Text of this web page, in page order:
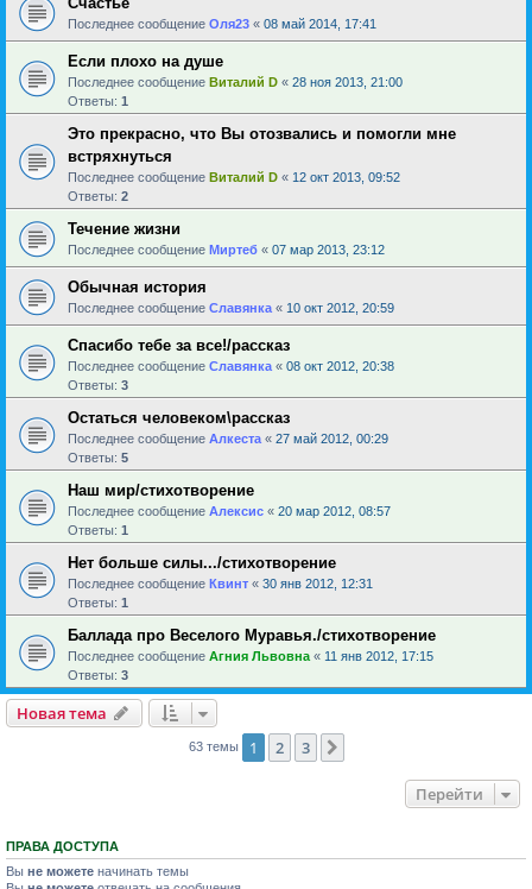
Последнее сообщение Оля23 « 08 май 2014, 17:41
Если плохо на душе
Последнее сообщение Виталий D « 28 ноя 2013, 21:00
Ответы: 1
Это прекрасно, что Вы отозвались и помогли мне
встряхнуться
Последнее сообщение Виталий D « 12 окт 2013, 09:52
Ответы: 2
Течение жизни
Последнее сообщение Миртеб « 07 мар 2013, 23:12
Обычная история
Последнее сообщение Славянка « 10 окт 2012, 20:59
Спасибо тебе за все!/рассказ
Последнее сообщение Славянка « 08 окт 2012, 20:38
Ответы: 3
Остаться человеком\рассказ
Последнее сообщение Алкеста « 27 май 2012, 00:29
Ответы: 5
Наш мир/стихотворение
Последнее сообщение Алексис « 20 мар 2012, 08:57
Ответы: 1
Нет больше силы.../стихотворение
Последнее сообщение Квинт « 30 янв 2012, 12:31
Ответы: 1
Баллада про Веселого Муравья./стихотворение
Последнее сообщение Агния Львовна « 11 янв 2012, 17:15
Ответы: 3
Новая тема
63 темы 1 2 3
Перейти
ПРАВА ДОСТУПА
Вы не можете начинать темы